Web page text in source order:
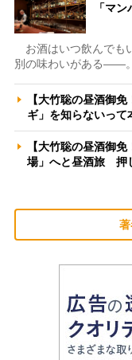
「マ
お酒はいつ飲んでも
別の味わいがある――
【大竹聡の昼酒御
ギ」を知らないっ
【大竹聡の昼酒御
場」へと昼酒旅 押